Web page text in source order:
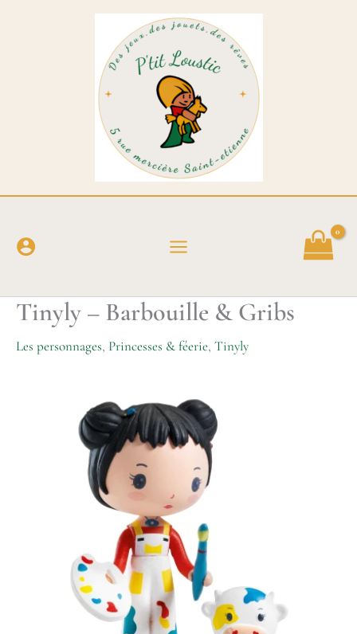
Tinyly – Barbouille & Gribs
Les personnages, Princesses & féerie, Tinyly